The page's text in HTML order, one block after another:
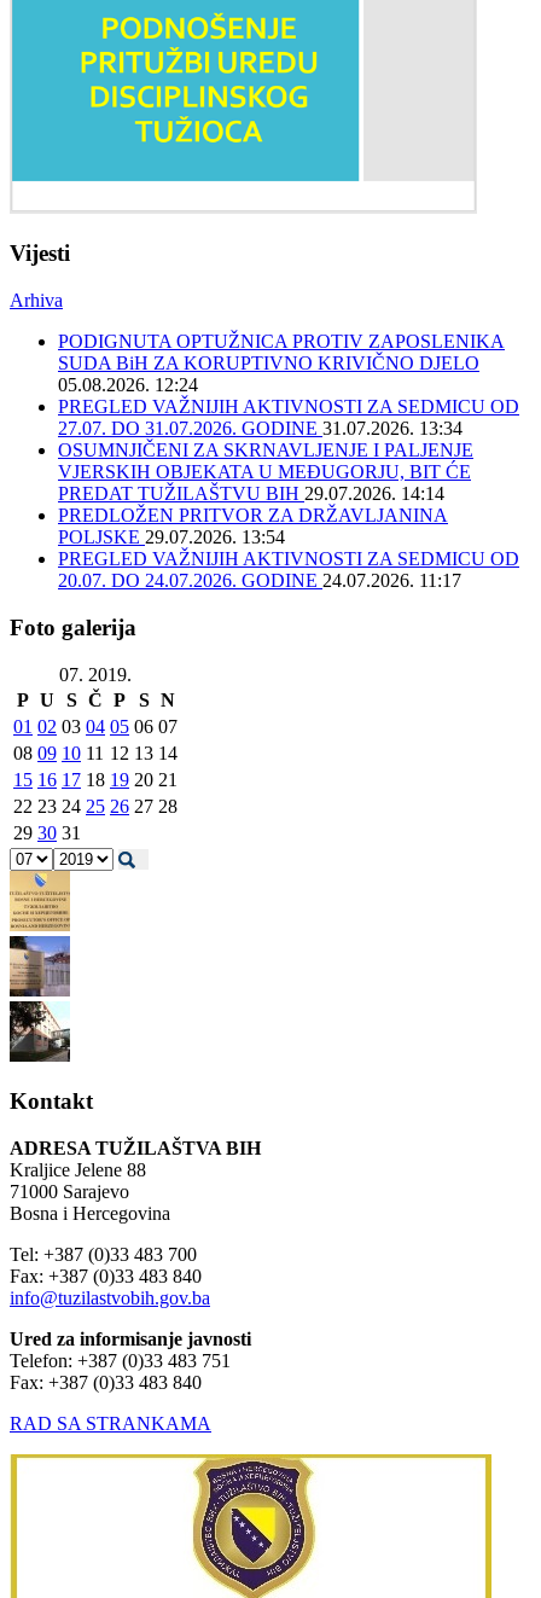
Vijesti
Arhiva
PODIGNUTA OPTUŽNICA PROTIV ZAPOSLENIKA
SUDA BiH ZA KORUPTIVNO KRIVIČNO DJELO
05.08.2026. 12:24
PREGLED VAŽNIJIH AKTIVNOSTI ZA SEDMICU OD
27.07. DO 31.07.2026. GODINE 31.07.2026. 13:34
OSUMNJIČENI ZA SKRNAVLJENJE I PALJENJE
VJERSKIH OBJEKATA U MEĐUGORJU, BIT ĆE
PREDAT TUŽILAŠTVU BIH 29.07.2026. 14:14
PREDLOŽEN PRITVOR ZA DRŽAVLJANINA
POLJSKE 29.07.2026. 13:54
PREGLED VAŽNIJIH AKTIVNOSTI ZA SEDMICU OD
20.07. DO 24.07.2026. GODINE 24.07.2026. 11:17
Foto galerija
07. 2019.
P U S Č P S N
01 02 03 04 05 06 07
08 09 10 11 12 13 14
15 16 17 18 19 20 21
22 23 24 25 26 27 28
29 30 31
Kontakt
ADRESA TUŽILAŠTVA BIH
Kraljice Jelene 88
71000 Sarajevo
Bosna i Hercegovina
Tel: +387 (0)33 483 700
Fax: +387 (0)33 483 840
info@tuzilastvobih.gov.ba
Ured za informisanje javnosti
Telefon: +387 (0)33 483 751
Fax: +387 (0)33 483 840
RAD SA STRANKAMA